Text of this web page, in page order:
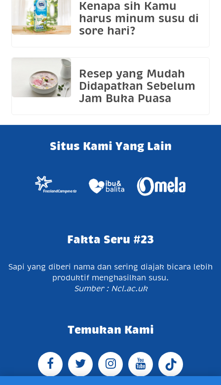
Kenapa sih Kamu
harus minum susu di
sore hari?
Resep yang Mudah
Didapatkan Sebelum
Jam Buka Puasa
Situs Kami Yang Lain
Fakta Seru #23
Sapi yang diberi nama dan sering diajak bicara lebih
produktif menghasilkan susu.
Sumber : Ncl.ac.uk
Temukan Kami